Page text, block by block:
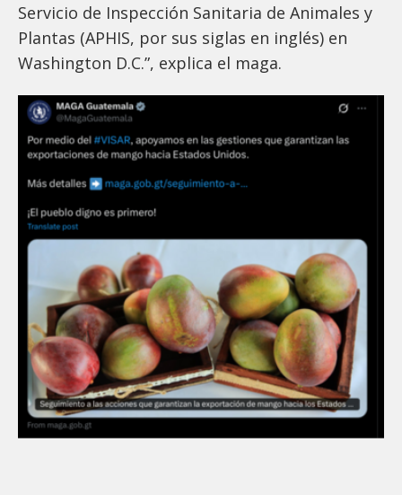
Servicio de Inspección Sanitaria de Animales y
Plantas (APHIS, por sus siglas en inglés) en
Washington D.C.”, explica el maga.